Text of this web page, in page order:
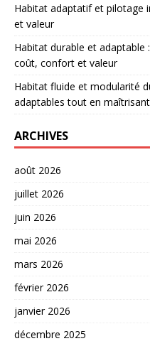
Habitat adaptatif et pilotage
et valeur
Habitat durable et
coût, confort et valeur
Habitat fluide et modularité
adaptables tout en
ARCHIVES
août 2026
juillet 2026
juin 2026
mai 2026
mars 2026
février 2026
janvier 2026
décembre 2025